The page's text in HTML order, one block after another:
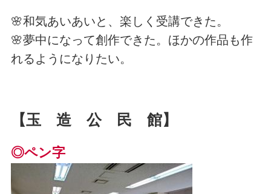
🌸和気あいあいと、楽しく受講できた。
🌸夢中になって創作できた。ほかの作品も作
れるようになりたい。
【玉 造 公 民 館】
◎ペン字